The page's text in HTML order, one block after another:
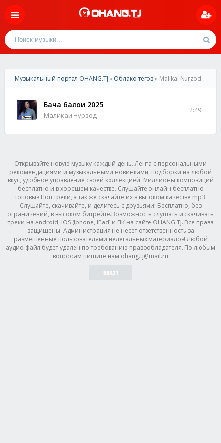
Музыкальный портал OHANG.TJ » Облако тегов» Malikai Nurzod
Бача балои 2025
Маликаи Нурзод
2:49
Открывайте новую музыку каждый день. Лента с персональными
рекомендациями и музыкальными новинками, подборки на любой
вкус, удобное управление своей коллекцией. Миллионы композиций
бесплатно и в хорошем качестве. Слушайте онлайн бесплатно
топовые Поп треки, а так же скачайте их в высоком качестве mp3.
Слушайте, скачивайте, и делитесь с друзьями! Бесплатно, без
ограничений, в высоком битрейте.Возможность слушать и скачивать
треки на Android, IOS (Iphone, IPad) и ПК на сайте OHANG.TJ. Все права
защищены. Администрация не несет ответственность за
размещенные пользователями нелегальных материалов! Любой
аудио файл будет удалён по требованию правообладателя. По любым
вопросам пишите нам ohang.tj@mail.ru